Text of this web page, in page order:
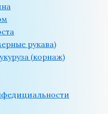
рукава)
(корнаж)